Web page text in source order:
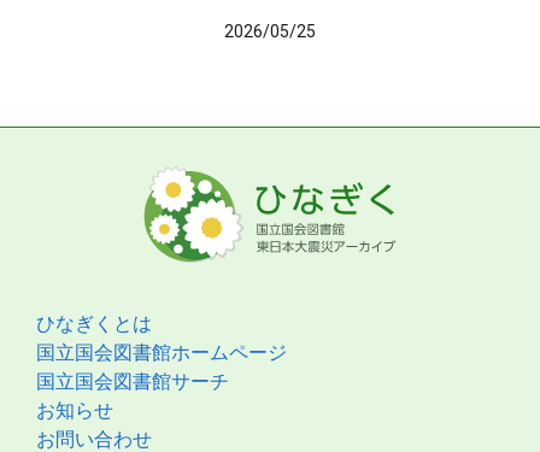
2026/05/25
ひなぎくとは
国立国会図書館ホームページ
国立国会図書館サーチ
お知らせ
お問い合わせ